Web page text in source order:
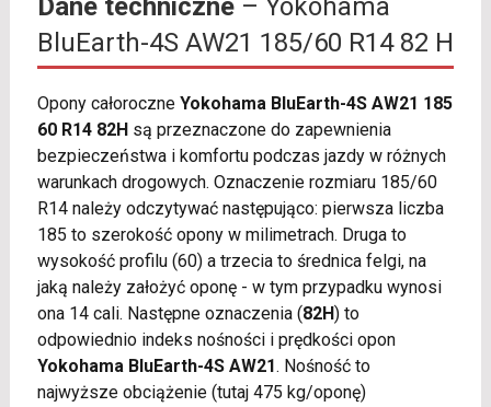
Dane techniczne– Yokohama
BluEarth-4S AW21 185/60 R14 82 H
Opony całoroczne Yokohama BluEarth-4S AW21 185
60 R14 82Hsą przeznaczone do zapewnienia
bezpieczeństwa i komfortu podczas jazdy w różnych
warunkach drogowych. Oznaczenie rozmiaru 185/60
R14 należy odczytywać następująco: pierwsza liczba
185 to szerokość opony w milimetrach. Druga to
wysokość profilu (60) a trzecia to średnica felgi, na
jaką należy założyć oponę - w tym przypadku wynosi
ona 14 cali. Następne oznaczenia (82H) to
odpowiednio indeks nośności i prędkości opon
Yokohama BluEarth-4S AW21. Nośność to
najwyższe obciążenie (tutaj 475 kg/oponę)